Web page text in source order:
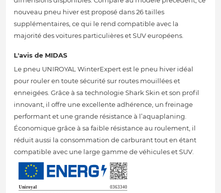
nouveau pneu hiver est proposé dans 26 tailles
supplémentaires, ce qui le rend compatible avec la
majorité des voitures particulières et SUV européens.
L'avis de MIDAS
Le pneu UNIROYAL WinterExpert est le pneu hiver idéal
pour rouler en toute sécurité sur routes mouillées et
enneigées. Grâce à sa technologie Shark Skin et son profil
innovant, il offre une excellente adhérence, un freinage
performant et une grande résistance à l’aquaplaning.
Économique grâce à sa faible résistance au roulement, il
réduit aussi la consommation de carburant tout en étant
compatible avec une large gamme de véhicules et SUV.